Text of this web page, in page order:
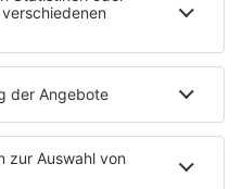
neues Fahrradparkhaus
Klinik bietet es
auf dem …